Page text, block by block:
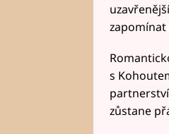
zapomínat
s
zůstane